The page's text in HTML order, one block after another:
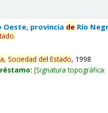
provincia de Río
.
Sociedad delEstado, 1998
Signatura topográfica: